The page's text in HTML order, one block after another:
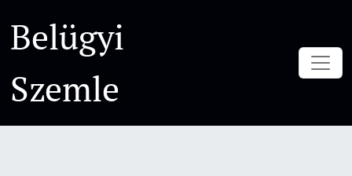
Belügyi
Szemle